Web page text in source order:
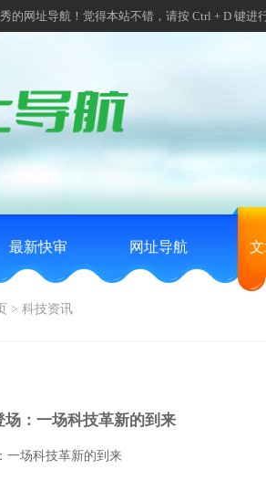
的网址导航！觉得本站不错，请按 Ctrl + D 键进
最新快审 网址导航
> 科技资讯
场：一场科技革新的到来
一场科技革新的到来